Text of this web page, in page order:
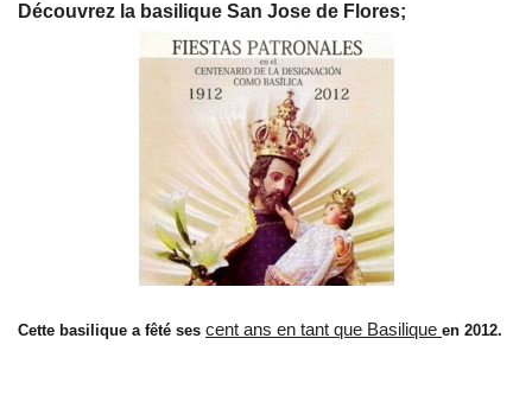
Découvrez la basilique San Jose de Flores;
Cette basilique a fêté ses cent ans en tant que Basilique en 2012.